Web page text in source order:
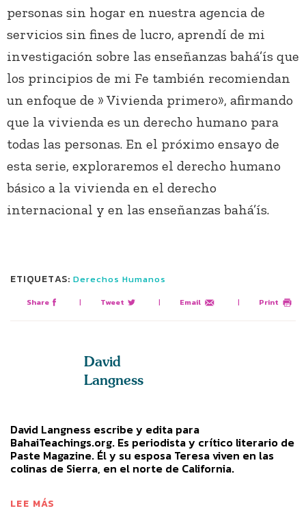
personas sin hogar en nuestra agencia de
servicios sin fines de lucro, aprendí de mi
investigación sobre las enseñanzas bahá’ís que
los principios de mi Fe también recomiendan
un enfoque de » Vivienda primero», afirmando
que la vivienda es un derecho humano para
todas las personas. En el próximo ensayo de
esta serie, exploraremos el derecho humano
básico a la vivienda en el derecho
internacional y en las enseñanzas bahá’ís.
ETIQUETAS: Derechos Humanos
Share | Tweet | Email | Print
David
Langness
David Langness escribe y edita para
BahaiTeachings.org. Es periodista y crítico literario de
Paste Magazine. Él y su esposa Teresa viven en las
colinas de Sierra, en el norte de California.
LEE MÁS